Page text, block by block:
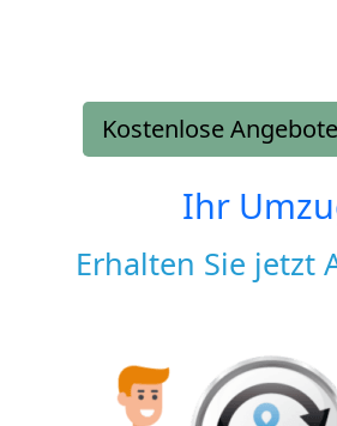
Kostenlose
Ihr
Erhalten Sie jetzt